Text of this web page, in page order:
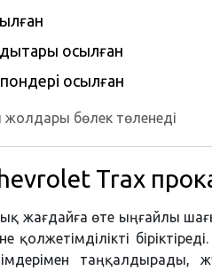
қосылған
қосылған
жолдары бөлек төленеді
Trax
жағдайға өте ыңғайлы
қолжетімділікті
таңқалдырады,